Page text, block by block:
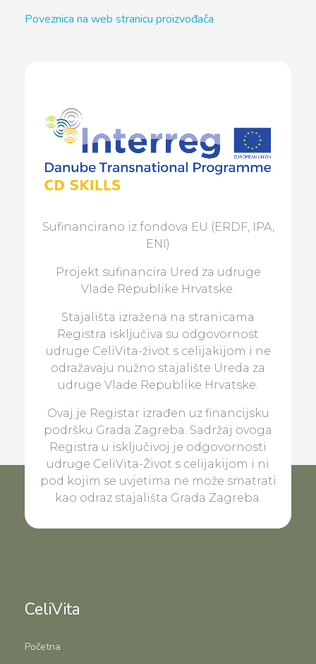
Poveznica na web stranicu proizvođača
Sufinancirano iz fondova EU (ERDF, IPA,
ENI)
Projekt sufinancira Ured za udruge
Vlade Republike Hrvatske.
Stajališta izražena na stranicama
Registra isključiva su odgovornost
udruge CeliVita-život s celijakijom i ne
odražavaju nužno stajalište Ureda za
udruge Vlade Republike Hrvatske.
Ovaj je Registar izrađen uz financijsku
podršku Grada Zagreba. Sadržaj ovoga
Registra u isključivoj je odgovornosti
udruge CeliVita-Život s celijakijom i ni
pod kojim se uvjetima ne može smatrati
kao odraz stajališta Grada Zagreba.
CeliVita
Početna